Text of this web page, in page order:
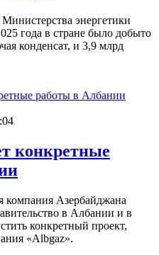
энергетики
года в стране было добыто
конденсат, и 3,9 млрд
конкретные
компания Азербайджана
в Албании и в
конкретный проект,
«Albgaz».